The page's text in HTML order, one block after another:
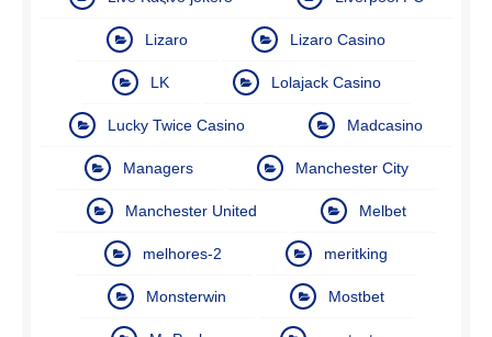
Lizaro Lizaro Casino
LK Lolajack Casino
Lucky Twice Casino Madcasino
Managers Manchester City
Manchester United Melbet
melhores-2 meritking
Monsterwin Mostbet